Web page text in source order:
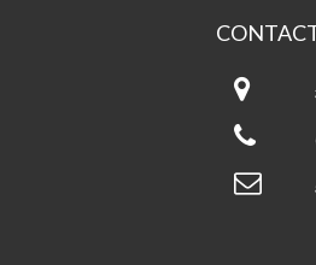
ICARE-
M.J.C.